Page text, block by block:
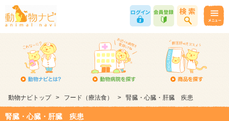
動物ナビトップ > フード（療法食） > 腎臓・心臓・肝臓 疾患
腎臓・心臓・肝臓 疾患